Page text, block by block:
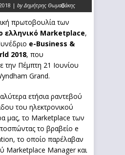
| by Δημήτρης Θωμαδάκης
0
πρωτοβουλία των
ελληνικό Marketplace,
e-Business &
2018, που
την Πέμπτη 21 Ιουνίου
Grand.
ετήσια ραντεβού
του ηλεκτρονικού
μας, το Marketplace των
το βραβείο e
το οποίο παρέλαβαν
Marketplace Manager και